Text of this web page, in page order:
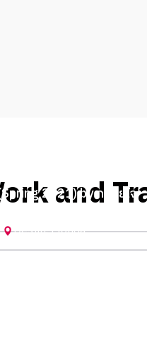
and
2021) by กลอยใจ
(Summer 2024) by Gift
Destin,Florida